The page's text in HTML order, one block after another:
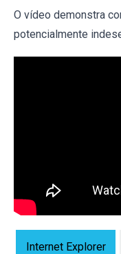
O vídeo demonstra
potencialmente
Internet Explorer